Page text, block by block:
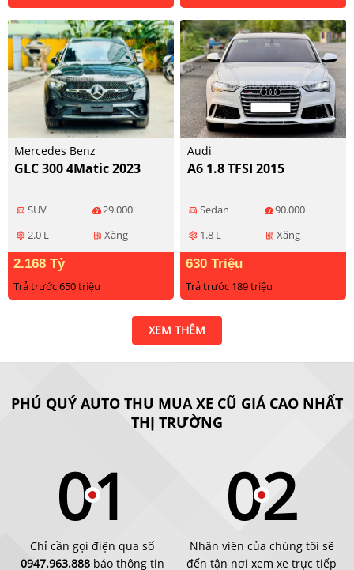
Mercedes Benz
GLC 300 4Matic 2023
directions_car SUV 29.000
settings 2.0 L ev_station Xăng
2.168 Tỷ
Trả trước 650 triệu
Audi
A6 1.8 TFSI 2015
directions_car Sedan 90.000
settings 1.8 L ev_station Xăng
630 Triệu
Trả trước 189 triệu
XEM THÊM
PHÚ QUÝ AUTO THU MUA XE CŨ GIÁ CAO NHẤT
THỊ TRƯỜNG
Chỉ cần gọi điện qua số
0947.963.888báo thông tin
Nhân viên của chúng tôi sẽ
đến tận nơi xem xe trực tiếp